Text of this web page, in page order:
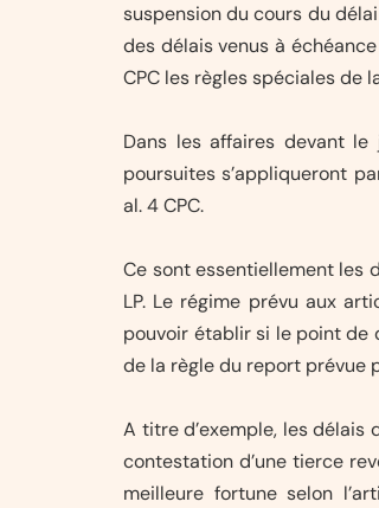
suspension du cours du
des délais venus à
CPC les règles spéciales de
Dans les affaires devant
poursuites s’appliqueront
al. 4 CPC.
Ce sont essentiellement les
LP. Le régime prévu aux
pouvoir établir si le point de
de la règle du report prévue
A titre d’exemple, les délais
contestation d’une tierce
meilleure fortune selon